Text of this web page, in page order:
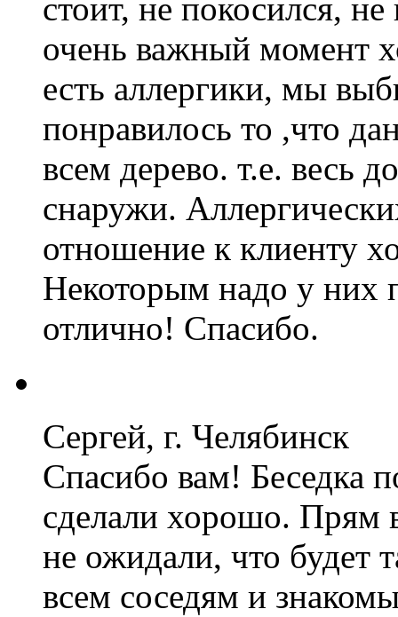
стоит, не покосился,
очень важный момент
есть аллергики, мы
понравилось то ,что
всем дерево. т.е. весь
снаружи.
отношение к клиенту
Некоторым надо у них
отлично! Спасибо.
Сергей, г. Челябинск
Спасибо вам! Беседка
сделали хорошо. Прям
не ожидали, что будет
всем соседям и